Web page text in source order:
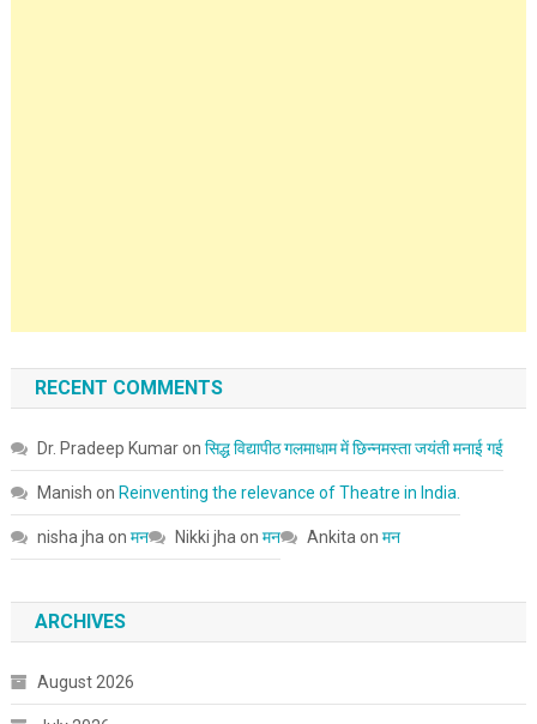
RECENT COMMENTS
Dr. Pradeep Kumaron सिद्ध विद्यापीठ गलमाधाम में छिन्नमस्ता जयंती मनाई गई
Manish on Reinventing the relevance of Theatre in India.
nisha jhaon मन Nikki jhaon मन Ankitaon मन
ARCHIVES
August 2026